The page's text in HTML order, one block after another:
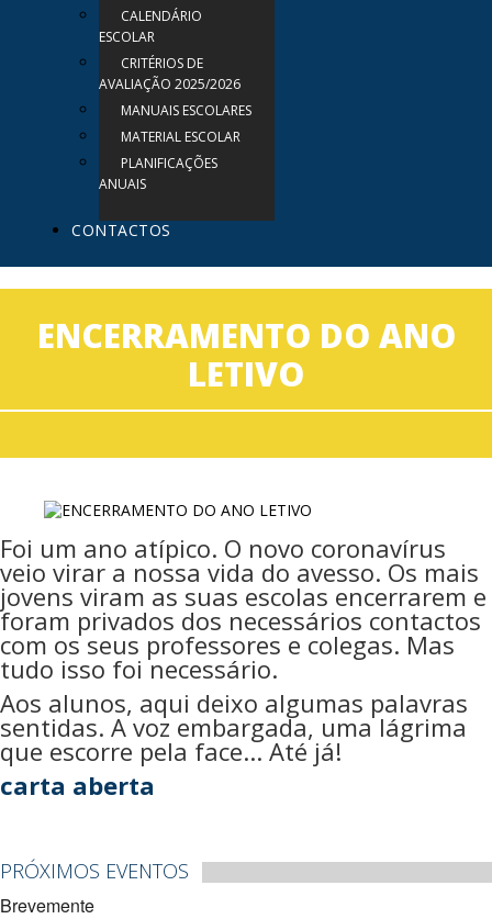
CALENDÁRIO
ESCOLAR
CRITÉRIOS DE
AVALIAÇÃO 2025/2026
MANUAIS ESCOLARES
MATERIAL ESCOLAR
PLANIFICAÇÕES
ANUAIS
CONTACTOS
ENCERRAMENTO DO ANO
LETIVO
Foi um ano atípico. O novo coronavírus
veio virar a nossa vida do avesso. Os mais
jovens viram as suas escolas encerrarem e
foram privados dos necessários contactos
com os seus professores e colegas. Mas
tudo isso foi necessário.
Aos alunos, aqui deixo algumas palavras
sentidas. A voz embargada, uma lágrima
que escorre pela face... Até já!
carta aberta
PRÓXIMOS EVENTOS
Brevemente